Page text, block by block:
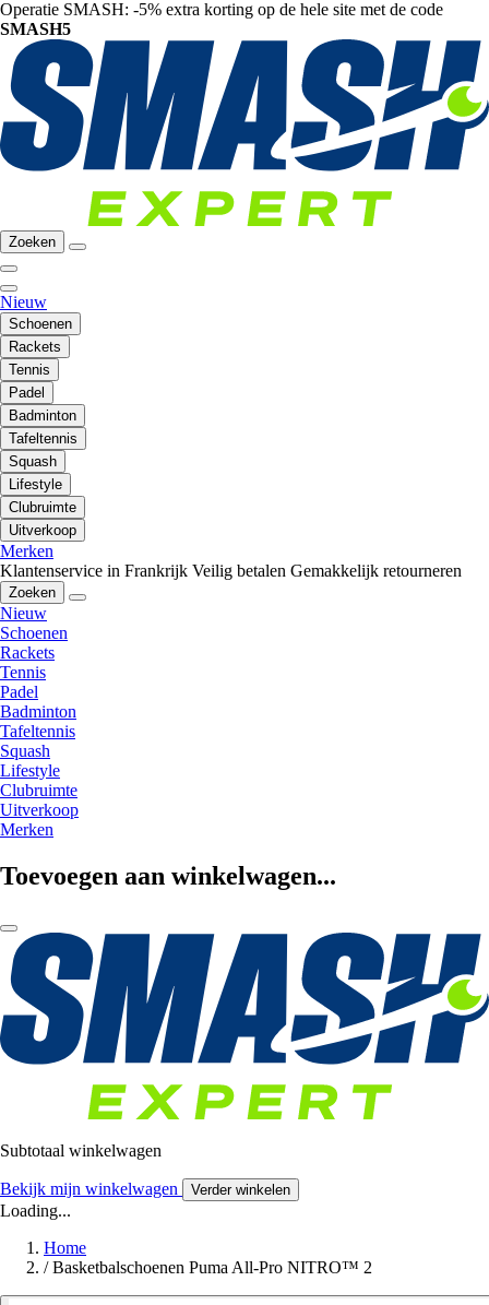
Operatie SMASH: -5% extra korting op de hele site met de code
SMASH5
Zoeken
Nieuw
Schoenen
Rackets
Tennis
Padel
Badminton
Tafeltennis
Squash
Lifestyle
Clubruimte
Uitverkoop
Merken
Klantenservice in Frankrijk Veilig betalen Gemakkelijk retourneren
Zoeken
Nieuw
Schoenen
Rackets
Tennis
Padel
Badminton
Tafeltennis
Squash
Lifestyle
Clubruimte
Uitverkoop
Merken
Toevoegen aan winkelwagen...
Subtotaal winkelwagen
Bekijk mijn winkelwagen Verder winkelen
Loading...
Home
/ Basketbalschoenen Puma All-Pro NITRO™ 2